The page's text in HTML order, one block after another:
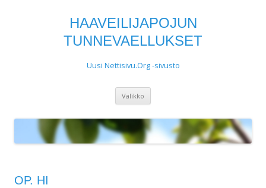
HAAVEILIJAPOJUN
TUNNEVAELLUKSET
Uusi Nettisivu.Org -sivusto
Valikko
OP. HI